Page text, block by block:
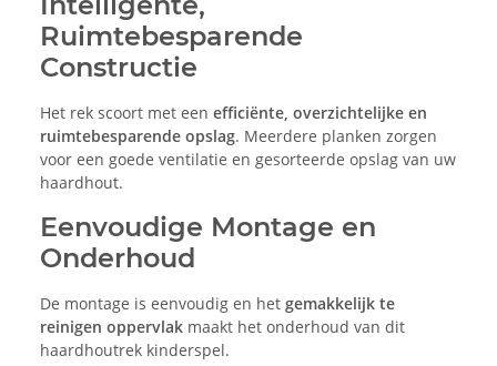
Ruimtebesparende
Constructie
Het rek scoort met een efficiënte, overzichtelijke en
ruimtebesparende opslag. Meerdere planken zorgen
voor een goede ventilatie en gesorteerde opslag van uw
haardhout.
Eenvoudige Montage en
Onderhoud
De montage is eenvoudig en het gemakkelijk te
reinigen oppervlak maakt het onderhoud van dit
haardhoutrek kinderspel.